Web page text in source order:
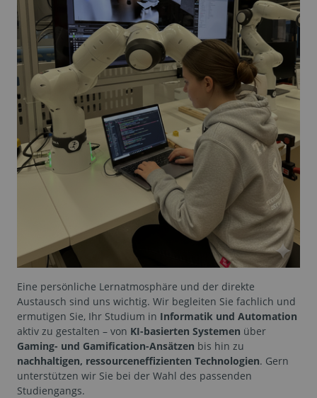
Eine persönliche Lernatmosphäre und der direkte
Austausch sind uns wichtig. Wir begleiten Sie fachlich und
ermutigen Sie, Ihr Studium in Informatik und Automation
aktiv zu gestalten – von KI-basierten Systemen über
Gaming- und Gamification-Ansätzen bis hin zu
nachhaltigen, ressourceneffizienten Technologien. Gern
unterstützen wir Sie bei der Wahl des passenden
Studiengangs.